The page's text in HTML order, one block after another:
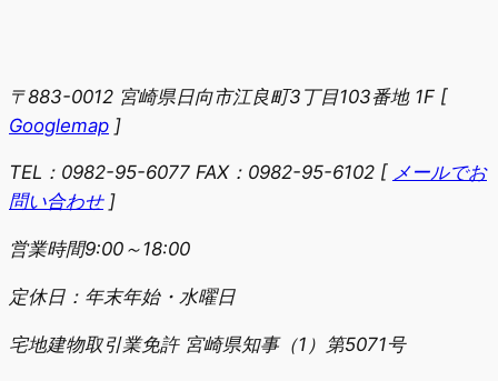
〒883-0012 宮崎県日向市江良町3丁目103番地 1F [
Googlemap ]
TEL：0982-95-6077 FAX：0982-95-6102 [ メールでお
問い合わせ]
営業時間9:00～18:00
定休日：年末年始・水曜日
宅地建物取引業免許 宮崎県知事（1）第5071号